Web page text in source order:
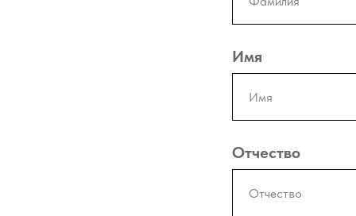
Имя
Отчество